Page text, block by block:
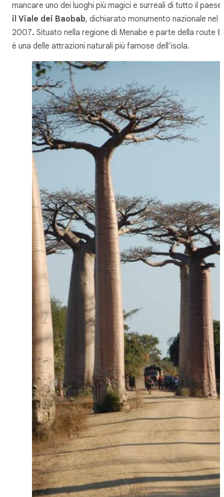
mancare uno dei luoghi più magici e surreali di tutto il paese:
il Viale dei Baobab, dichiarato monumento nazionale nel
2007. Situato nella regione di Menabe e parte della route 8,
è una delle attrazioni naturali più famose dell’isola.